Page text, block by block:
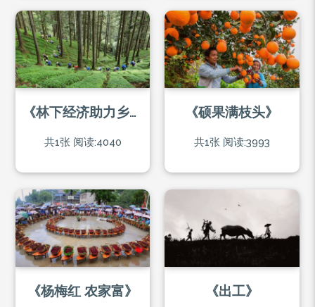
《林下经济助力乡村振兴》
共1张 阅读:4040
《硕果满枝头》
共1张 阅读:3993
《杨梅红 农家富》 《出工》